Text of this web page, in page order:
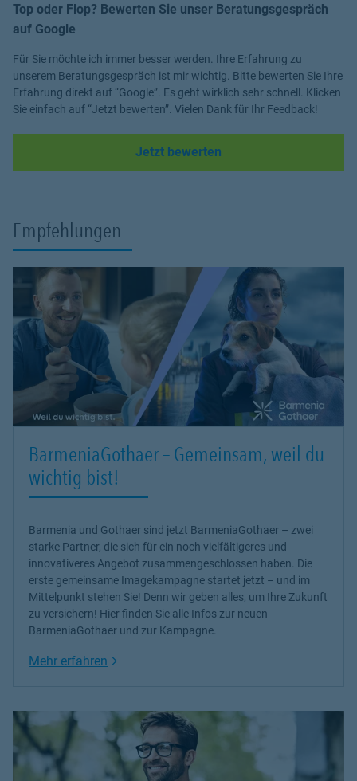
Top oder Flop? Bewerten Sie unser Beratungsgespräch
auf Google
Für Sie möchte ich immer besser werden. Ihre Erfahrung zu
unserem Beratungsgespräch ist mir wichtig. Bitte bewerten Sie Ihre
Erfahrung direkt auf “Google”. Es geht wirklich sehr schnell. Klicken
Sie einfach auf “Jetzt bewerten”. Vielen Dank für Ihr Feedback!
Jetzt bewerten
Empfehlungen
BarmeniaGothaer – Gemeinsam, weil du
wichtig bist!
Barmenia und Gothaer sind jetzt BarmeniaGothaer – zwei
starke Partner, die sich für ein noch vielfältigeres und
innovativeres Angebot zusammengeschlossen haben. Die
erste gemeinsame Imagekampagne startet jetzt – und im
Mittelpunkt stehen Sie! Denn wir geben alles, um Ihre Zukunft
zu versichern! Hier finden Sie alle Infos zur neuen
BarmeniaGothaer und zur Kampagne.
Mehr erfahren Link Opens in New Tab